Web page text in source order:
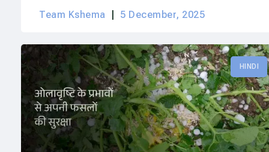
Team Kshema 5 December, 2025
HINDI